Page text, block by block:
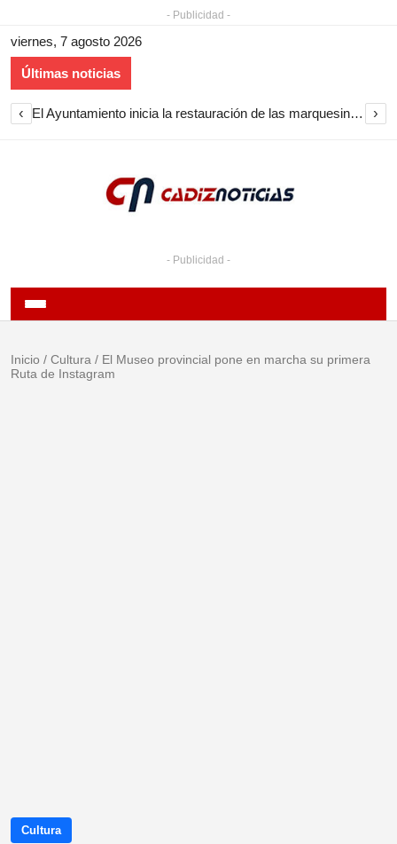
- Publicidad -
viernes, 7 agosto 2026
Últimas noticias
‹ El Ayuntamiento inicia la restauración de las marquesinas de Plaza Esteve para volver a instalarlas en el centro de Jerez ›
- Publicidad -
Inicio / Cultura / El Museo provincial pone en marcha su primera
Ruta de Instagram
Cultura